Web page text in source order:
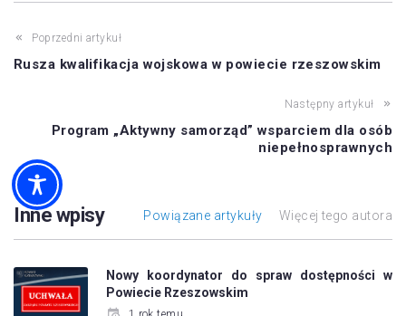
Poprzedni artykuł
Rusza kwalifikacja wojskowa w powiecie rzeszowskim
Następny artykuł
Program „Aktywny samorząd” wsparciem dla osób
niepełnosprawnych
Inne wpisy Powiązane artykuły Więcej tego autora
Nowy koordynator do spraw dostępności w
Powiecie Rzeszowskim